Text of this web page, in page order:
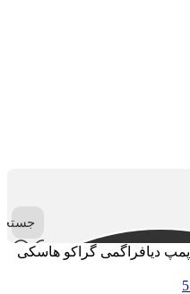
پمپ دیافراگمی گراکو هاسکی